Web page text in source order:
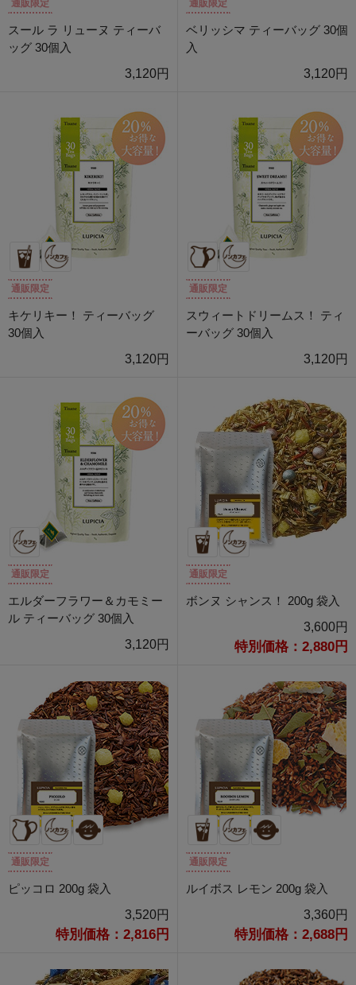
通販限定
スール ラ リューヌ ティーバ
ッグ 30個入
3,120円
通販限定
ベリッシマ ティーバッグ 30個
入
3,120円
通販限定
キケリキー！ ティーバッグ
30個入
3,120円
通販限定
スウィートドリームス！ ティ
ーバッグ 30個入
3,120円
通販限定
エルダーフラワー＆カモミー
ル ティーバッグ 30個入
3,120円
通販限定
ボンヌ シャンス！ 200g 袋入
3,600円
特別価格：2,880円
通販限定
ピッコロ 200g 袋入
3,520円
特別価格：2,816円
通販限定
ルイボス レモン 200g 袋入
3,360円
特別価格：2,688円